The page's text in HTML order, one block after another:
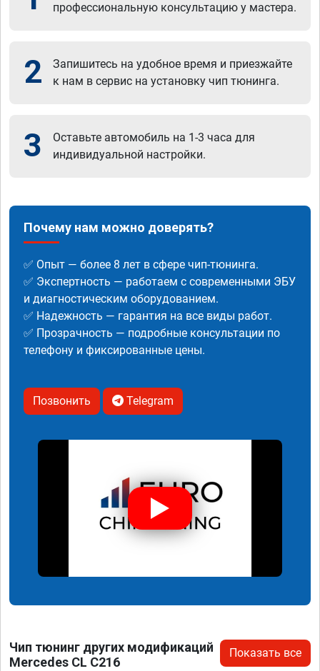
профессиональную консультацию у мастера.
2
Запишитесь на удобное время и приезжайте
к нам в сервис на установку чип тюнинга.
3
Оставьте автомобиль на 1-3 часа для
индивидуальной настройки.
Почему нам можно доверять?
✅ Опыт — более 8 лет в сфере чип-тюнинга.
✅ Экспертность — работаем с современными ЭБУ
и диагностическим оборудованием.
✅ Надежность — гарантия на все виды работ.
✅ Прозрачность — подробные консультации по
телефону и фиксированные цены.
Позвонить Telegram
Чип тюнинг других модификаций
Mercedes CL C216
Показать все